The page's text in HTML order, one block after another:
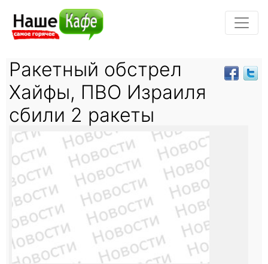
Ракетный обстрел
Хайфы, ПВО Израиля
сбили 2 ракеты